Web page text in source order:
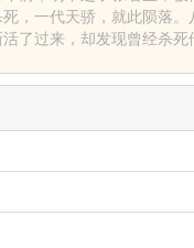
死，一代天骄，就此陨落。
活了过来，却发现曾经杀死